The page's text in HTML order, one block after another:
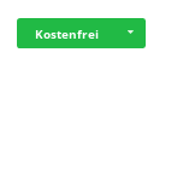
Kostenfrei